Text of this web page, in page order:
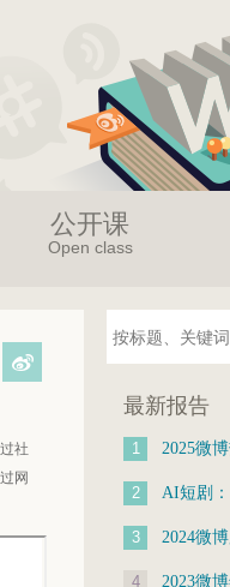
公开课
Open class
社
网
最新报告
1 2025微
2 AI短剧：智
3 2024微
4 2023微